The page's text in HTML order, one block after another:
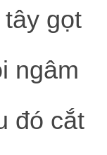
gọt
ngâm
đó cắt